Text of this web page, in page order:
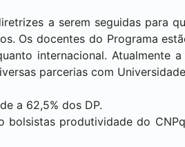
a serem seguidas para
Os docentes do Programa
internacional. Atualmente
parcerias com
a 62,5% dos DP.
produtividade do